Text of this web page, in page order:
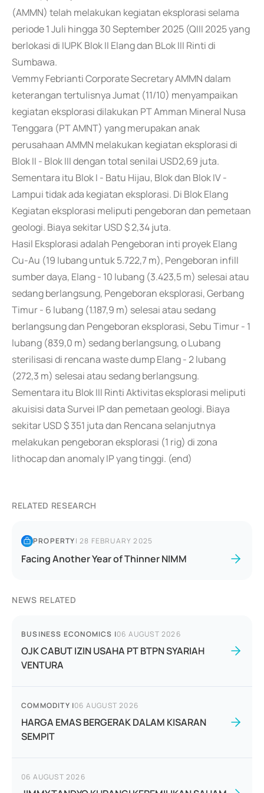
(AMMN) telah melakukan kegiatan eksplorasi selama
periode 1 Juli hingga 30 September 2025 (QIII 2025 yang
berlokasi di IUPK Blok II Elang dan BLok III Rinti di
Sumbawa.
Vemmy Febrianti Corporate Secretary AMMN dalam
keterangan tertulisnya Jumat (11/10) menyampaikan
kegiatan eksplorasi dilakukan PT Amman Mineral Nusa
Tenggara (PT AMNT) yang merupakan anak
perusahaan AMMN melakukan kegiatan eksplorasi di
Blok II - Blok III dengan total senilai USD2,69 juta.
Sementara itu Blok I - Batu Hijau, Blok dan Blok IV -
Lampui tidak ada kegiatan eksplorasi. Di Blok Elang
Kegiatan eksplorasi meliputi pengeboran dan pemetaan
geologi. Biaya sekitar USD $ 2,34 juta.
Hasil Eksplorasi adalah Pengeboran inti proyek Elang
Cu-Au (19 lubang untuk 5.722,7 m), Pengeboran infill
sumber daya, Elang - 10 lubang (3.423,5 m) selesai atau
sedang berlangsung, Pengeboran eksplorasi, Gerbang
Timur - 6 lubang (1.187,9 m) selesai atau sedang
berlangsung dan Pengeboran eksplorasi, Sebu Timur - 1
lubang (839,0 m) sedang berlangsung, o Lubang
sterilisasi di rencana waste dump Elang - 2 lubang
(272,3 m) selesai atau sedang berlangsung.
Sementara itu Blok III Rinti Aktivitas eksplorasi meliputi
akuisisi data Survei IP dan pemetaan geologi. Biaya
sekitar USD $ 351 juta dan Rencana selanjutnya
melakukan pengeboran eksplorasi (1 rig) di zona
lithocap dan anomaly IP yang tinggi. (end)
RELATED RESEARCH
PROPERTY|28 FEBRUARY 2025
Facing Another Year of Thinner NIMM
NEWS RELATED
BUSINESS ECONOMICS |06 AUGUST 2026
OJK CABUT IZIN USAHA PT BTPN SYARIAH
VENTURA
COMMODITY |06 AUGUST 2026
HARGA EMAS BERGERAK DALAM KISARAN
SEMPIT
06 AUGUST 2026